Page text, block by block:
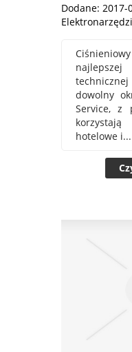
Dodane: 2017-
dowolny
Service, z
hotelowe i...